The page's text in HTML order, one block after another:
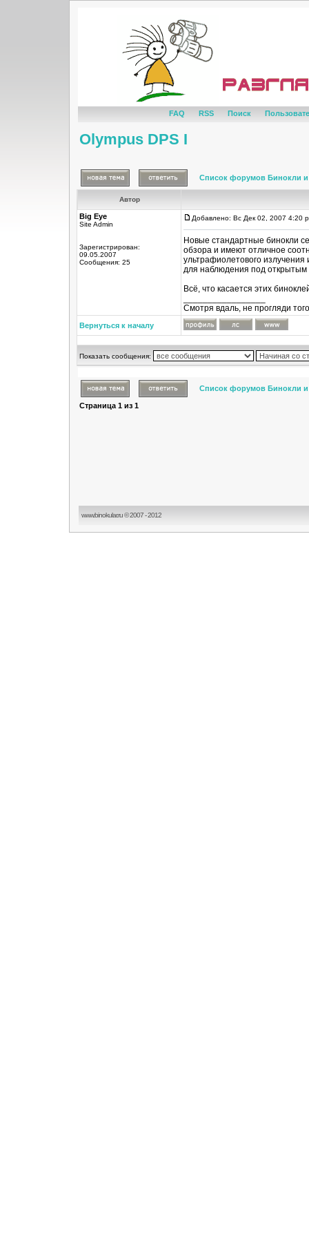
FAQ RSS Поиск
Olympus DPS I
Список форумов Бинокли и
Автор
Big Eye
Site Admin
Зарегистрирован:
09.05.2007
Сообщения: 25
Добавлено: Вс Дек 02, 2007 4:20
Новые стандартные бинокли
обзора и имеют отличное
ультрафиолетового
для наблюдения под открытым
Всё, что касается этих
Смотря вдаль, не прогляди
Вернуться к началу
Показать сообщения:
Список форумов Бинокли и
Страница 1 из 1
www.binokular.ru © 2007 - 2012